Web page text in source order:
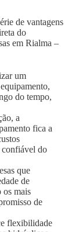
de vantagens
do
em Rialma –
um
do tempo,
a
fica a
confiável do
que
de
os mais
de
flexibilidade